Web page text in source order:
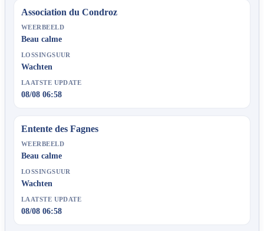
Association du Condroz
WEERBEELD
Beau calme
LOSSINGSUUR
Wachten
LAATSTE UPDATE
08/08 06:58
Entente des Fagnes
WEERBEELD
Beau calme
LOSSINGSUUR
Wachten
LAATSTE UPDATE
08/08 06:58